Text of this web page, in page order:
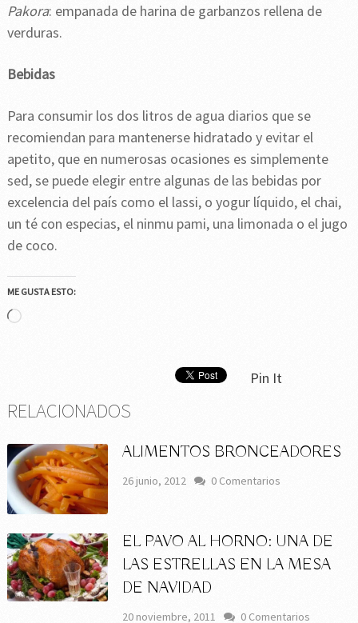
Pakora: empanada de harina de garbanzos rellena de
verduras.
Bebidas
Para consumir los dos litros de agua diarios que se
recomiendan para mantenerse hidratado y evitar el
apetito, que en numerosas ocasiones es simplemente
sed, se puede elegir entre algunas de las bebidas por
excelencia del país como el lassi, o yogur líquido, el chai,
un té con especias, el ninmu pami, una limonada o el jugo
de coco.
ME GUSTA ESTO:
Cargando...
Pin It
RELACIONADOS
ALIMENTOS BRONCEADORES
26 junio, 2012 0 Comentarios
EL PAVO AL HORNO: UNA DE
LAS ESTRELLAS EN LA MESA
DE NAVIDAD
20 noviembre, 2011 0 Comentarios